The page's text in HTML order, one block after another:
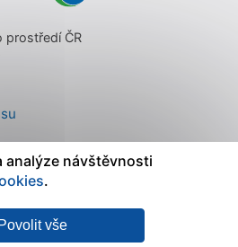
prostředí ČR
životního prostředí ČR
analýze návštěvnosti
.
Povolit vše